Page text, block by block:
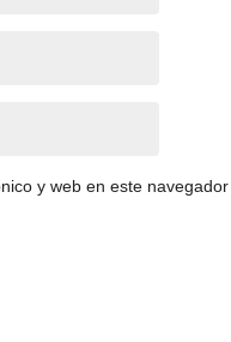
y web en este